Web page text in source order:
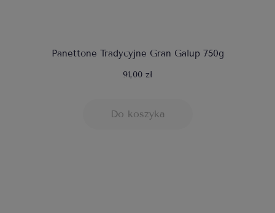
Panettone Tradycyjne Gran Galup 750g
91,00 zł
Do koszyka